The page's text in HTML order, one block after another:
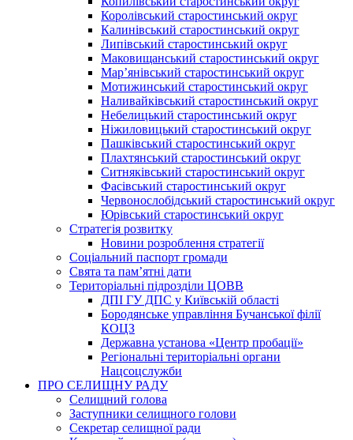
Королівський старостинський округ
Калинівський старостинський округ
Липівський старостинський округ
Маковищанський старостинський округ
Мар’янівський старостинський округ
Мотижинський старостинський округ
Наливайківський старостинський округ
Небелицький старостинський округ
Ніжиловицький старостинський округ
Пашківський старостинський округ
Плахтянський старостинський округ
Ситняківський старостинський округ
Фасівський старостинський округ
Червонослобідський старостинський округ
Юрівський старостинський округ
Стратегія розвитку
Новини розроблення стратегії
Соціальний паспорт громади
Свята та пам’ятні дати
Територіальні підрозділи ЦОВВ
ДПІ ГУ ДПС у Київській області
Бородянське управління Бучанської філії
КОЦЗ
Державна установа «Центр пробації»
Регіональні територіальні органи
Нацсоцслужби
ПРО СЕЛИЩНУ РАДУ
Селищний голова
Заступники селищного голови
Секретар селищної ради